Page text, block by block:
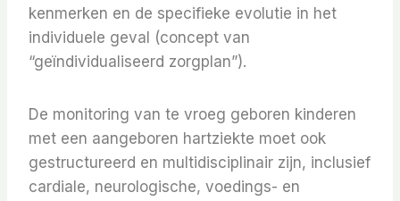
kenmerken en de specifieke evolutie in het
individuele geval (concept van
“geïndividualiseerd zorgplan”).
De monitoring van te vroeg geboren kinderen
met een aangeboren hartziekte moet ook
gestructureerd en multidisciplinair zijn, inclusief
cardiale, neurologische, voedings- en